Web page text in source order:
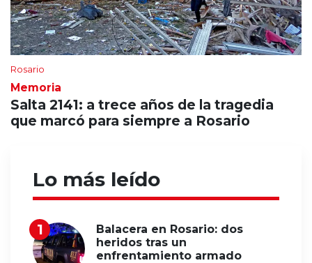
Rosario
Memoria
Salta 2141: a trece años de la tragedia
que marcó para siempre a Rosario
Lo más leído
Balacera en Rosario: dos
heridos tras un
enfrentamiento armado